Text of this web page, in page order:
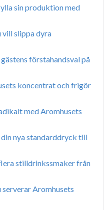
sin produktion med
vill slippa dyra
förstahandsval på
koncentrat och frigör
med Aromhusets
nya standarddryck till
stilldrinkssmaker från
Aromhusets